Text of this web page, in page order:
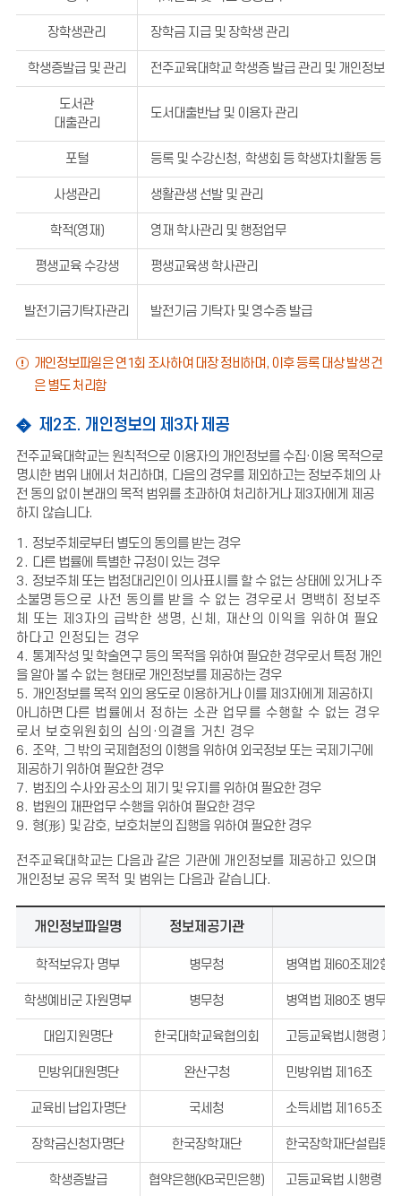
장학생관리 장학금 지급 및 장학생 관리
학생증발급 및 관리 전주교육대학교 학생증 발급 관리 및 개인정보
도서관
대출관리
도서대출반납 및 이용자 관리
포털 등록 및 수강신청, 학생회 등 학생자치활동 등 안
사생관리 생활관생 선발 및 관리
학적(영재) 영재 학사관리 및 행정업무
평생교육 수강생 평생교육생 학사관리
발전기금기탁자관리 발전기금 기탁자 및 영수증 발급
개인정보파일은 연1회 조사하여 대장 정비하며, 이후 등록 대상 발생 건
은 별도 처리함
제2조. 개인정보의 제3자 제공
전주교육대학교는 원칙적으로 이용자의 개인정보를 수집·이용 목적으로
명시한 범위 내에서 처리하며, 다음의 경우를 제외하고는 정보주체의 사
전 동의 없이 본래의 목적 범위를 초과하여 처리하거나 제 3자에게 제공
하지 않습니다.
1. 정보주체로부터 별도의 동의를 받는 경우
2. 다른 법률에 특별한 규정이 있는 경우
3. 정보주체 또는 법정대리인이 의사표시를 할 수 없는 상태에 있거나 주
소불명 등으로 사전 동의를 받을 수 없는 경우로서 명백히 정보주
체 또는 제 3자의 급박한 생명, 신체 , 재산의 이익을 위하여 필요
하다고 인정되는 경우
4. 통계작성 및 학술연구 등의 목적을 위하여 필요한 경우로서 특정 개인
을 알아 볼 수 없는 형태로 개인정보를 제공하는 경우
5. 개인정보를 목적 외의 용도로 이용하거나 이를 제 3자에게 제공하지
아니하면 다른 법률에서 정하는 소관 업무를 수행할 수 없는 경우
로서 보호위원회의 심의 ·의결을 거친 경우
6. 조약, 그 밖의 국제협정의 이행을 위하여 외국정보 또는 국제기구에
제공하기 위하여 필요한 경우
7. 범죄의 수사와 공소의 제기 및 유지를 위하여 필요한 경우
8. 법원의 재판업무 수행을 위하여 필요한 경우
9. 형(形) 및 감호, 보호처분의 집행을 위하여 필요한 경우
전주교육대학교는 다음과 같은 기관에 개인정보를 제공하고 있으며
개인정보 공유 목적 및 범위는 다음과 같습니다.
개인정보파일명 정보제공기관
학적보유자 명부 병무청 병역법 제60조제2항
학생예비군 자원명부 병무청 병역법 제80조 병무
대입지원명단 한국대학교육협의회 고등교육법시행령 제
민방위대원명단 완산구청 민방위법 제16조
교육비 납입자명단 국세청 소득세법 제 165조 및
장학금신청자명단 한국장학재단 한국장학재단설립등
학생증발급 협약은행(KB국민은행) 고등교육법 시행령 제